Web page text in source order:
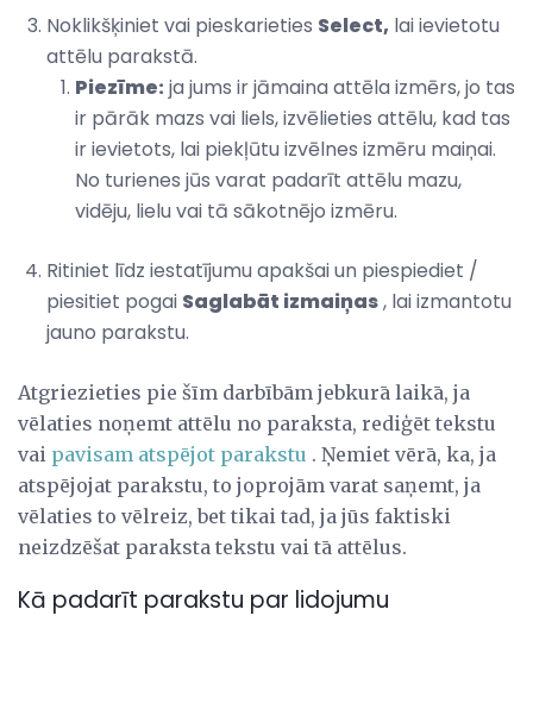
Noklikšķiniet vai pieskarieties Select, lai ievietotu
attēlu parakstā.
Piezīme: ja jums ir jāmaina attēla izmērs, jo tas
ir pārāk mazs vai liels, izvēlieties attēlu, kad tas
ir ievietots, lai piekļūtu izvēlnes izmēru maiņai.
No turienes jūs varat padarīt attēlu mazu,
vidēju, lielu vai tā sākotnējo izmēru.
Ritiniet līdz iestatījumu apakšai un piespiediet /
piesitiet pogai Saglabāt izmaiņas, lai izmantotu
jauno parakstu.
Atgriezieties pie šīm darbībām jebkurā laikā, ja
vēlaties noņemt attēlu no paraksta, rediģēt tekstu
vai pavisam atspējot parakstu . Ņemiet vērā, ka, ja
atspējojat parakstu, to joprojām varat saņemt, ja
vēlaties to vēlreiz, bet tikai tad, ja jūs faktiski
neizdzēšat paraksta tekstu vai tā attēlus.
Kā padarīt parakstu par lidojumu